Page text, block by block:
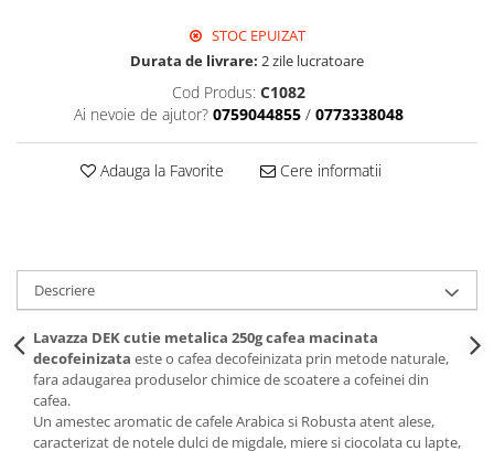
STOC EPUIZAT
Durata de livrare: 2 zile lucratoare
Cod Produs: C1082
Ai nevoie de ajutor? 0759044855 / 0773338048
Adauga la Favorite Cere informatii
Descriere
Lavazza DEK cutie metalica 250g cafea macinata
decofeinizata este o cafea decofeinizata prin metode naturale,
fara adaugarea produselor chimice de scoatere a cofeinei din
cafea.
Un amestec aromatic de cafele Arabica si Robusta atent alese,
caracterizat de notele dulci de migdale, miere si ciocolata cu lapte,